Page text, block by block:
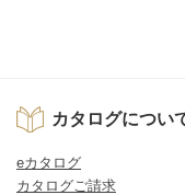
カタログについ
eカタログ
カタログご請求